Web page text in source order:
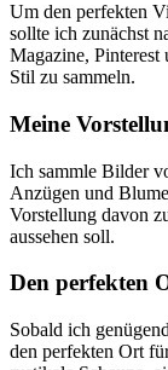
Um den perfekten
sollte ich zunächst
Magazine,
Stil zu sammeln.
Meine
Ich sammle Bilder
Anzügen und
Vorstellung davon
aussehen soll.
Den perfekten
Sobald ich
den perfekten Ort